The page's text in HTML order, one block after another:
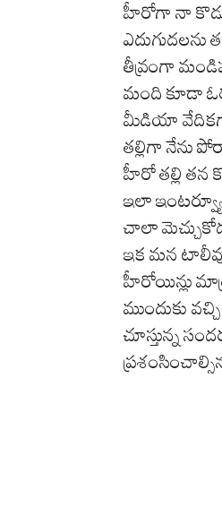
హీరోగా నా
తీవ్రంగా
మంది కూడా
మీడియా వేదికగా
తల్లిగా నేను
హీరో తల్లి తన
ఇలా
చాలా
ఇక మన
హీరోయిన్లు
ముందుకు
చూస్తున్న